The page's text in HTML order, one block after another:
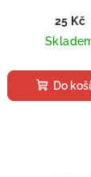
25 Kč
Do